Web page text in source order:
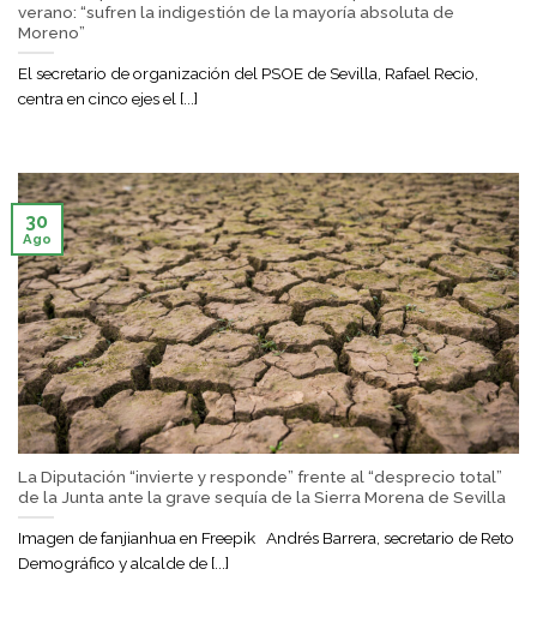
verano: “sufren la indigestión de la mayoría absoluta de
Moreno”
El secretario de organización del PSOE de Sevilla, Rafael Recio,
centra en cinco ejes el [...]
La Diputación “invierte y responde” frente al “desprecio total”
de la Junta ante la grave sequía de la Sierra Morena de Sevilla
Imagen de fanjianhua en Freepik Andrés Barrera, secretario de Reto
Demográfico y alcalde de [...]
30
Ago